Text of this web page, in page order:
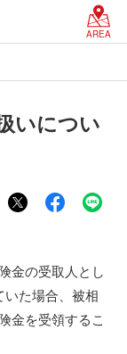
AREA
いについ
金の受取人とし
た場合、被相
金を受領するこ